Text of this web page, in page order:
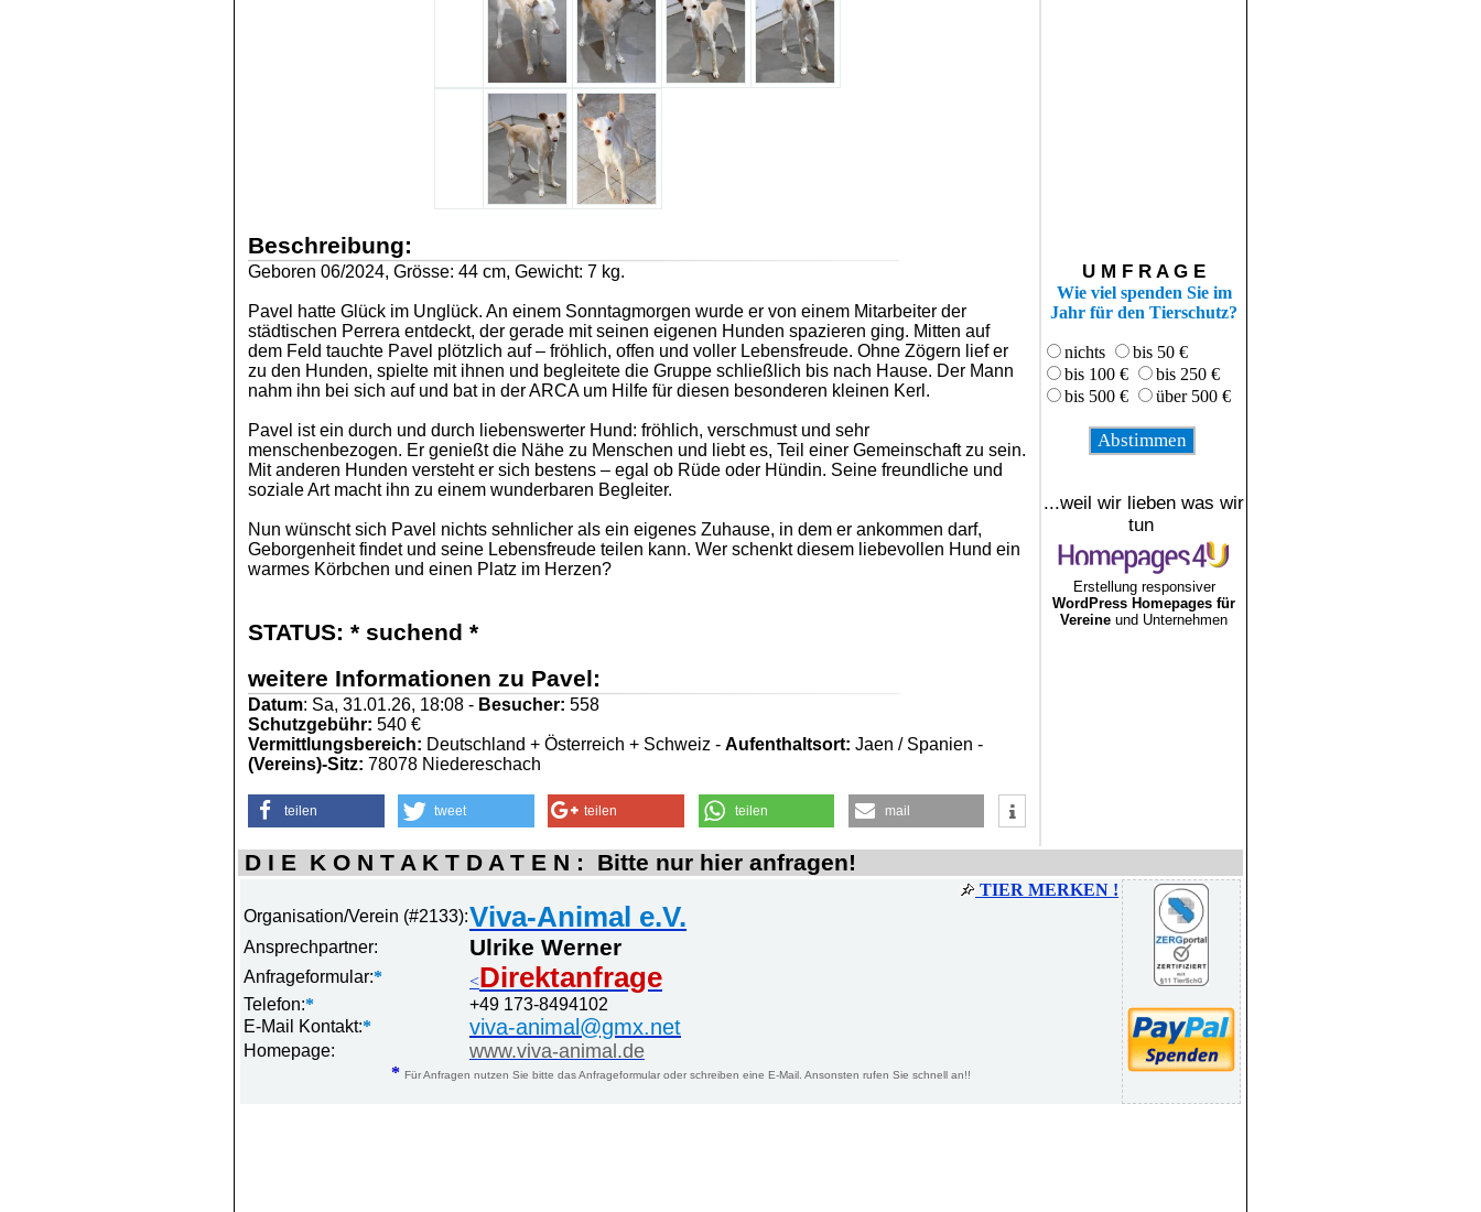
Beschreibung:
Geboren 06/2024, Grösse: 44 cm, Gewicht: 7 kg.
Pavel hatte Glück im Unglück. An einem Sonntagmorgen wurde er von einem Mitarbeiter der
städtischen Perrera entdeckt, der gerade mit seinen eigenen Hunden spazieren ging. Mitten auf
dem Feld tauchte Pavel plötzlich auf – fröhlich, offen und voller Lebensfreude. Ohne Zögern lief er
zu den Hunden, spielte mit ihnen und begleitete die Gruppe schließlich bis nach Hause. Der Mann
nahm ihn bei sich auf und bat in der ARCA um Hilfe für diesen besonderen kleinen Kerl.
Pavel ist ein durch und durch liebenswerter Hund: fröhlich, verschmust und sehr
menschenbezogen. Er genießt die Nähe zu Menschen und liebt es, Teil einer Gemeinschaft zu sein.
Mit anderen Hunden versteht er sich bestens – egal ob Rüde oder Hündin. Seine freundliche und
soziale Art macht ihn zu einem wunderbaren Begleiter.
Nun wünscht sich Pavel nichts sehnlicher als ein eigenes Zuhause, in dem er ankommen darf,
Geborgenheit findet und seine Lebensfreude teilen kann. Wer schenkt diesem liebevollen Hund ein
warmes Körbchen und einen Platz im Herzen?
STATUS: * suchend *
weitere Informationen zu Pavel:
Datum: Sa, 31.01.26, 18:08 - Besucher: 558
Schutzgebühr: 540 €
Vermittlungsbereich: Deutschland + Österreich + Schweiz - Aufenthaltsort: Jaen / Spanien -
(Vereins)-Sitz: 78078 Niedereschach
teilen tweet teilen teilen mail
U M F R A G E
Wie viel spenden Sie im
Jahr für den Tierschutz?
nichts
bis 50 €
bis 100 €
bis 250 €
bis 500 €
über 500 €
...weil wir lieben was wir
tun
Erstellung responsiver
WordPress Homepages für
Vereine und Unternehmen
D I E K O N T A K T D A T E N : Bitte nur hier anfragen!
TIER MERKEN !
Organisation/Verein (#2133):Viva-Animal e.V.
Ansprechpartner: Ulrike Werner
Anfrageformular:* <Direktanfrage
Telefon:*
+49 173-8494102
E-Mail Kontakt:* viva-animal@gmx.net
Homepage: www.viva-animal.de
* Für Anfragen nutzen Sie bitte das Anfrageformular oder schreiben eine E-Mail. Ansonsten rufen Sie schnell an!!